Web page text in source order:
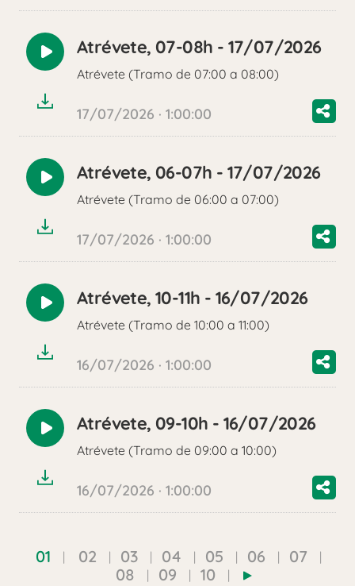
Reproducir
audio
Atrévete, 07-08h - 17/07/2026
Atrévete (Tramo de 07:00 a 08:00)
17/07/2026 · 1:00:00
Reproducir
audio
Atrévete, 06-07h - 17/07/2026
Atrévete (Tramo de 06:00 a 07:00)
17/07/2026 · 1:00:00
Reproducir
audio
Atrévete, 10-11h - 16/07/2026
Atrévete (Tramo de 10:00 a 11:00)
16/07/2026 · 1:00:00
Reproducir
audio
Atrévete, 09-10h - 16/07/2026
Atrévete (Tramo de 09:00 a 10:00)
16/07/2026 · 1:00:00
01 02 03 04 05 06
07
08
09 10